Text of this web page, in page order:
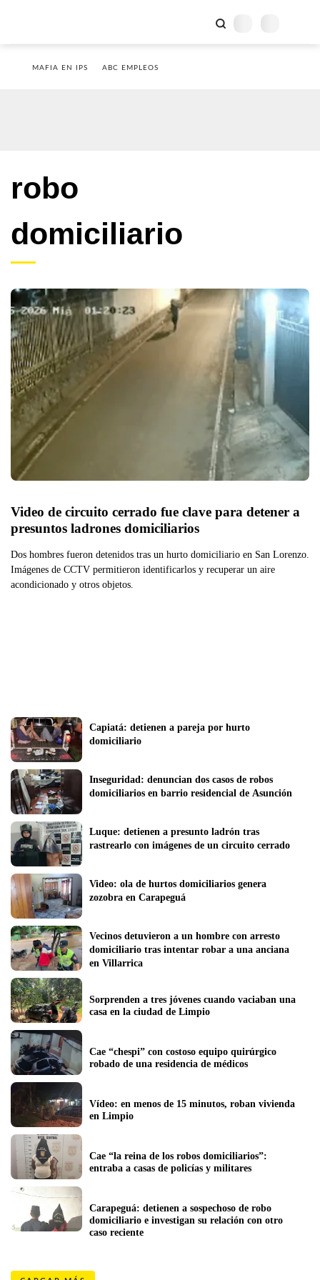
MAFIA EN IPS ABC EMPLEOS
robo
domiciliario
Video de circuito cerrado fue clave para detener a
presuntos ladrones domiciliarios
Dos hombres fueron detenidos tras un hurto domiciliario en San Lorenzo.
Imágenes de CCTV permitieron identificarlos y recuperar un aire
acondicionado y otros objetos.
Capiatá: detienen a pareja por hurto
domiciliario
Inseguridad: denuncian dos casos de robos
domiciliarios en barrio residencial de Asunción
Luque: detienen a presunto ladrón tras
rastrearlo con imágenes de un circuito cerrado
Video: ola de hurtos domiciliarios genera
zozobra en Carapeguá
Vecinos detuvieron a un hombre con arresto
domiciliario tras intentar robar a una anciana
Sorprenden a tres jóvenes cuando vaciaban una
Cae “chespi” con costoso equipo quirúrgico
robado de una residencia de médicos
Vídeo: en menos de 15 minutos, roban vivienda
en Limpio
Cae “la reina de los robos domiciliarios”:
entraba a casas de policías y militares
Carapeguá: detienen a sospechoso de robo
domiciliario e investigan su relación con otro
caso reciente